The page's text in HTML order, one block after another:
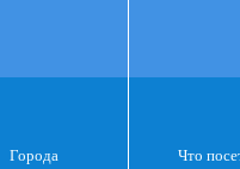
Города Что